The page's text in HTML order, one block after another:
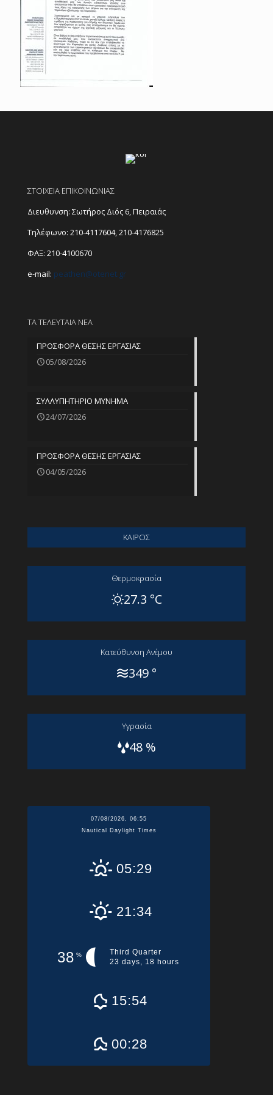
ΣΤΟΙΧΕΙΑ ΕΠΙΚΟΙΝΩΝΙΑΣ
Διευθυνση: Σωτήρος Διός 6, Πειραιάς
Τηλέφωνο: 210-4117604,210-4176825
ΦΑΞ: 210-4100670
e-mail: peathen@otenet.gr
ΤΑ ΤΕΛΕΥΤΑΙΑ ΝΕΑ
ΠΡΟΣΦΟΡΑ ΘΕΣΗΣ ΕΡΓΑΣΙΑΣ
05/08/2026
ΣΥΛΛΥΠΗΤΗΡΙΟ ΜΥΝΗΜΑ
24/07/2026
ΠΡΟΣΦΟΡΑ ΘΕΣΗΣ ΕΡΓΑΣΙΑΣ
04/05/2026
ΚΑΙΡΟΣ
Θερμοκρασία
27.3 °C
Kατεύθυνση Aνέμου
349 °
Yγρασία
48 %
07/08/2026, 06:55
Nautical Daylight Times
05:29
21:34
38 %
Third Quarter
23 days, 18 hours
15:54
00:28